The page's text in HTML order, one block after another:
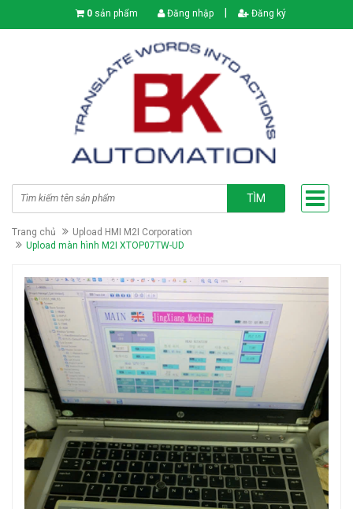
0 sản phẩm Đăng nhập Đăng ký
TÌM
Trang chủ
Upload HMI M2I Corporation
Upload màn hình M2I XTOP07TW-UD